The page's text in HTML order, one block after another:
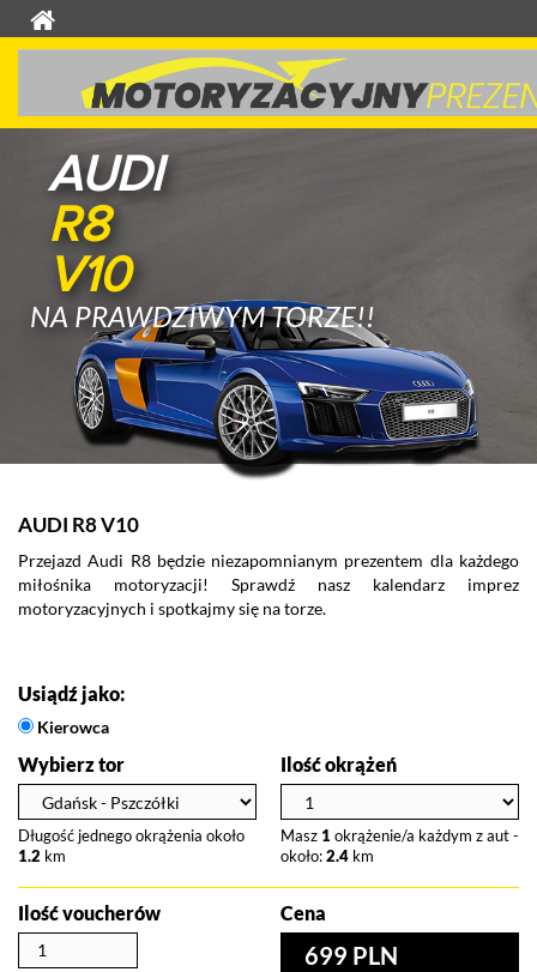
AUDI
R8
V10
NA PRAWDZIWYM TORZE!!
AUDI R8 V10
Przejazd Audi R8 będzie niezapomnianym prezentem dla każdego
miłośnika motoryzacji! Sprawdź nasz kalendarz imprez
motoryzacyjnych i spotkajmy się na torze.
Usiądź jako:
Kierowca
Wybierz tor
Długość jednego okrążenia około
1.2 km
Ilość okrążeń
Masz 1 okrążenie/a każdym z aut -
około: 2.4 km
Ilość voucherów Cena
699 PLN